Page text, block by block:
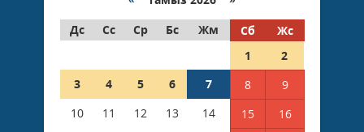
Дс
Сс Ср Бс Жм Сб
Жс
1
2
3
4 5 6 7 8
9
10
11 12 13 14 15
16